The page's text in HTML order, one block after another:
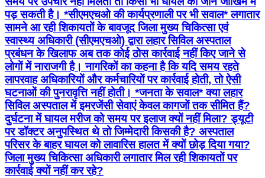
पड़ सकती है। *सीएमएचओ की कार्यप्रणाली पर भी सवाल* लगातार
सामने आ रही शिकायतों के बावजूद जिला मुख्य चिकित्सा एवं
स्वास्थ्य अधिकारी (सीएमएचओ) द्वारा लहार सिविल अस्पताल
प्रबंधन के खिलाफ अब तक कोई ठोस कार्रवाई नहीं किए जाने से
लोगों में नाराजगी है। नागरिकों का कहना है कि यदि समय रहते
लापरवाह अधिकारियों और कर्मचारियों पर कार्रवाई होती, तो ऐसी
घटनाओं की पुनरावृत्ति नहीं होती। *जनता के सवाल* क्या लहार
सिविल अस्पताल में इमरजेंसी सेवाएं केवल कागजों तक सीमित हैं?
दुर्घटना में घायल मरीज को समय पर इलाज क्यों नहीं मिला? ड्यूटी
पर डॉक्टर अनुपस्थित थे तो जिम्मेदारी किसकी है? अस्पताल
परिसर के बाहर घायल को लावारिस हालत में क्यों छोड़ दिया गया?
जिला मुख्य चिकित्सा अधिकारी लगातार मिल रही शिकायतों पर
कार्रवाई क्यों नहीं कर रहे?